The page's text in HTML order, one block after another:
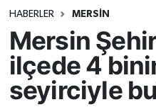
HABERLER MERSIN
Mersin
ilçede 4
seyirciyle
Ekonomi
Gündem
Kültür-Sanat
Haber Arşivi